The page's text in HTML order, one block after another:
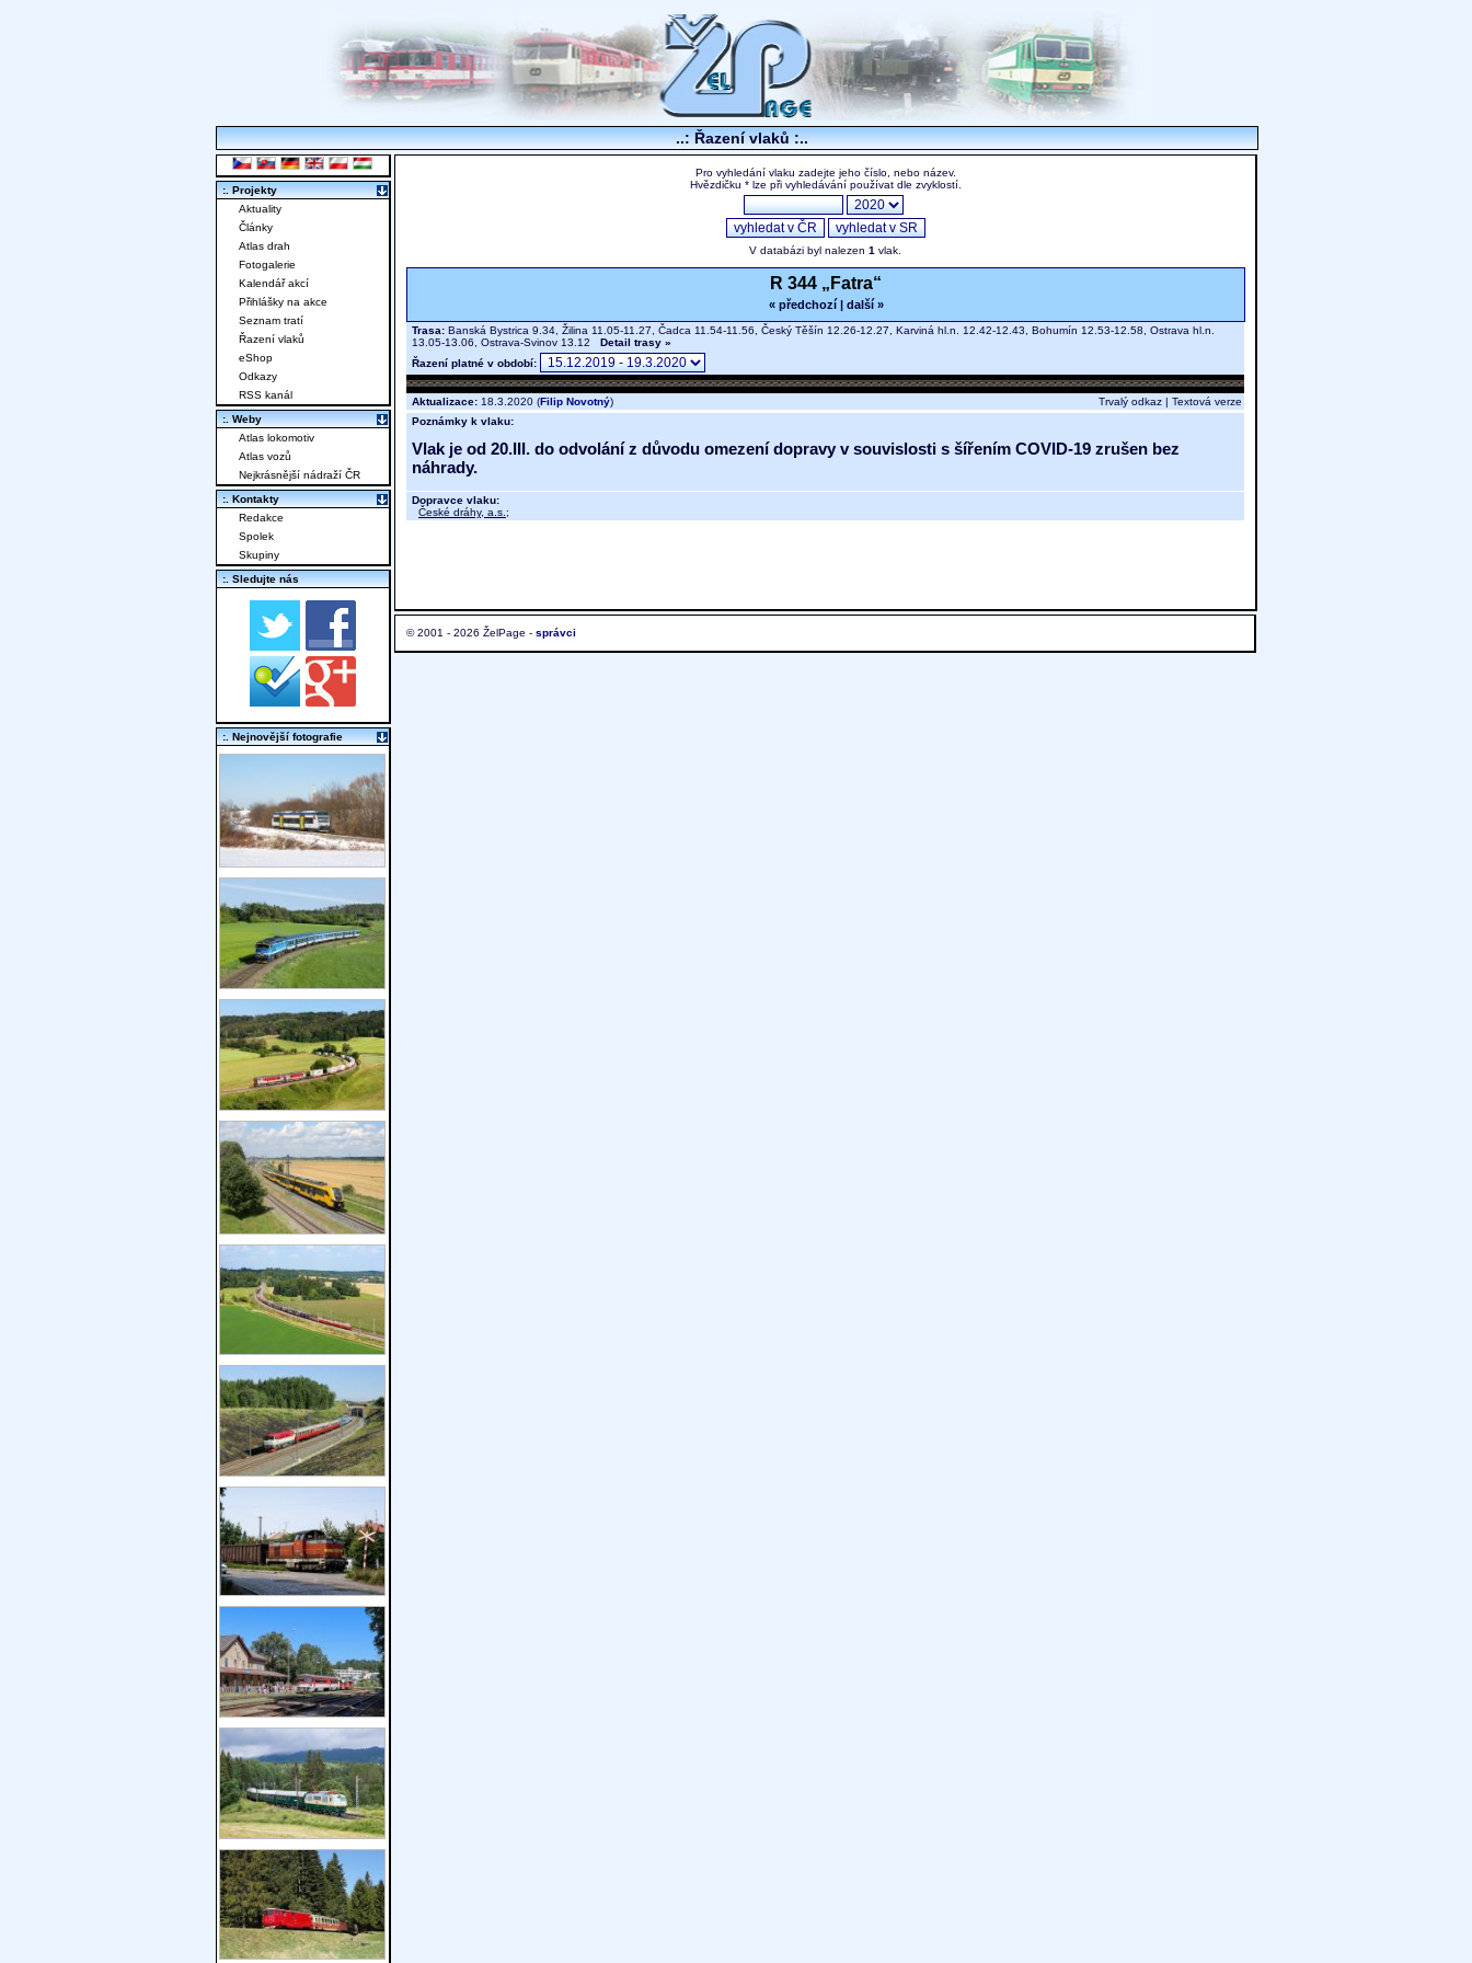
..: Řazení vlaků :..
Pro vyhledání vlaku zadejte jeho číslo, nebo název.
Hvězdičku * lze při vyhledávání používat dle zvyklostí.
V databázi byl nalezen 1 vlak.
R 344 „Fatra“
« předchozí| další »
Trasa: Banská Bystrica 9.34, Žilina 11.05-11.27, Čadca 11.54-11.56, Český Těšín 12.26-12.27, Karviná hl.n. 12.42-12.43, Bohumín 12.53-12.58, Ostrava hl.n.
13.05-13.06, Ostrava-Svinov 13.12 Detail trasy »
Řazení platné v období:
Aktualizace: 18.3.2020 (Filip Novotný) Trvalý odkaz | Textová verze
Poznámky k vlaku:
Vlak je od 20.III. do odvolání z důvodu omezení dopravy v souvislosti s šířením COVID-19 zrušen bez
náhrady.
Dopravce vlaku:
České dráhy, a.s. ;
© 2001 - 2026 ŽelPage - správci
:. Projekty
Aktuality
Články
Atlas drah
Fotogalerie
Kalendář akcí
Přihlášky na akce
Seznam tratí
Řazení vlaků
eShop
Odkazy
RSS kanál
:. Weby
Atlas lokomotiv
Atlas vozů
Nejkrásnější nádraží ČR
:. Kontakty
Redakce
Spolek
Skupiny
:. Sledujte nás
:. Nejnovější fotografie